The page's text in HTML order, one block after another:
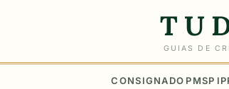
GUIAS DE
CONSIGNADO PMSP